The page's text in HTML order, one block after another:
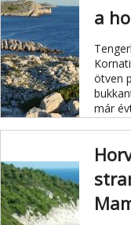
lévő
a
ötven
már
Adriai-